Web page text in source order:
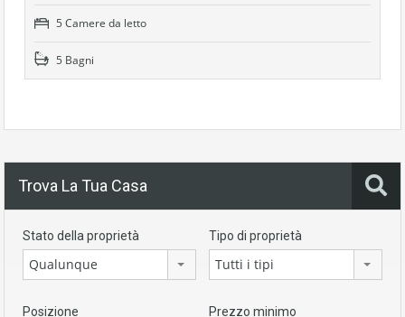
5 Camere da letto
5 Bagni
Trova La Tua Casa
Stato della proprietà
Qualunque
Tipo di proprietà
Tutti i tipi
Posizione Prezzo minimo